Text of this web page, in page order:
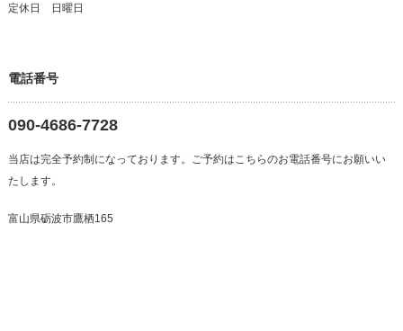
定休日 日曜日
電話番号
090-4686-7728
当店は完全予約制になっております。ご予約はこちらのお電話番号にお願いい
たします。
富山県砺波市鷹栖165